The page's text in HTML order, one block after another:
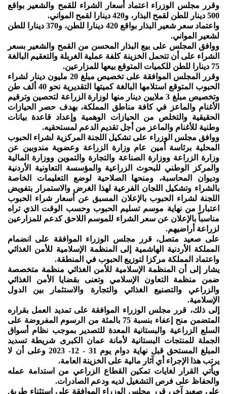
وقرر مجلس الوزراء اعتماد أسعار الشراء للقمح والشعير بواقع
500 دينار للطن لقمح البذار، و420 دينارا لقمح المواني.
واعتماد سعر شعير البذار بواقع 420 دينارا للطن، و370 دينارا للطن
لشعير المواني.
ووافق المجلس على بيع البذار المحسن من القمح والشعير بسعر
الشراء على أن تتحمل الخزينة كلفة عملية الغربلة والتعقيم البالغة
75 دينارا للطن للكميات المتوقع بيعها للمزارعين.
وقرر المجلس الموافقة على تخصيص مبلغ 20 مليون دينار لشراء
الحبوب المتوقع استلامها البالغة كميتها التقديرية نحو 40 ألف طن
وتخصيص مبلغ 3 ملايين دينار منها لوزارة الزراعة لتحصين وترقيم
الأغنام والماعز في كافة مناطق المملكة، بهدف حصر الحيازات
الحقيقية والتخلص من الحيازات الوهمية وإعداد قاعدة بيانات
وطنية للأغنام والماعز من أجل تقديم الدعم لمستحقيه.
ووافق مجلس الوزراء على تشكيل اللجنة المركزية لشراء الحبوب
المحلية برئاسة أمين عام وزارة الزراعة وعضوية مندوبين عن
وزارة الزراعة ووزارة الصناعة والتجارة والتموين ووزارة المالية
والمركز الوطني للبحوث الزراعية والمؤسسة التعاونية الأردنية
وديوان المحاسبة، ومنحها الصلاحية لوضع التعليمات الخاصة
بالشراء وتشكيل اللجان الفرعية لهذا الغرض والاستمرار بتفويض
اللجنة لشراء الحبوب بالإعلان المسبق عن أسعار شراء الحبوب
اعتبارا من نهاية موسم تسليم الحبوب وحسب الوقت الذي تراه
مناسباً بالإعلان عن سعر الشراء للموسم اللاحق كدعم للمزارعين
لزراعة أراضيهم.
على صعيد متصل، قرر مجلس الوزراء الموافقة على انضمام
المملكة الأردنية الهاشمية إلى المنظمة الإسلامية للأمن الغذائي
واعتماد المملكة مركزا لتوزيع الحبوب في المنطقة.
يشار إلى أن المنظمة الإسلامية للأمن الغذائي منظمة متخصصة
ضمن منظمة التعاون الإسلامي وتعنى بقضايا الأمن الغذائي
والزراعي والتصنيع الغذائي والتجارة والاستثمار بين الدول
الإسلامية.
إلى ذلك، قرر مجلس الوزراء الموافقة على تمديد العمل بقراره
المتضمن منح إعفاء بنسبة 75 بالمئة من الرسوم المفروضة على
السلع الزراعية والبستانية المعدة للتصدير بموجب نظام أسواق
الجملة للمنتجات البستانية لأمانة عمان الكبرى شريطة تسديد
المبلغ المستحق قبل نهاية دوام يوم 31 - 12- 2023 وعلى أن لا
يرتب هذا الإجراء أي آثار مالية على الخزينة العامة.
ويأتي القرار لغايات تمكين القطاع الزراعي من استدامة عمله
والحفاظ على فرص التشغيل لديه ودعم الصادرات.
على صعيد آخر، قرر مجلس الوزراء الموافقة على استثناء طريق